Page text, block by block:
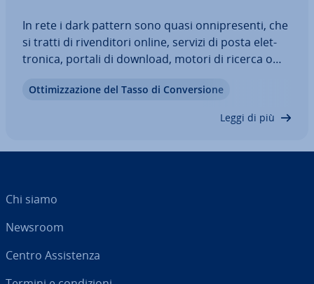
In rete i dark pattern sono quasi on­ni­pre­sen­ti, che
si tratti di ri­ven­di­to­ri online, servizi di posta elet­
tro­ni­ca, portali di download, motori di ricerca o
ni­po­la­re l’utente in modo che acquisti, ad
Ot­ti­miz­za­zio­ne del Tasso di Con­ver­sio­ne
Leggi di più
Chi siamo
Newsroom
Centro As­si­sten­za